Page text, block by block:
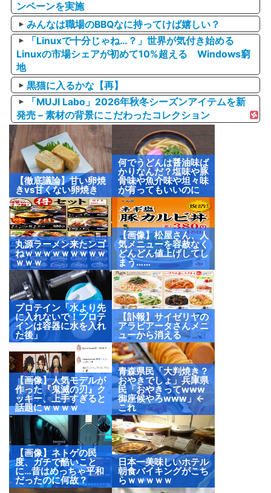
ンペーンを実施
みんなは職場のBBQなに持ってけば嬉しい？
「Linuxで十分じゃね…？」世界が気付き始める
Linuxの市場シェアが初めて10%超える Windows窮
地
黒猫に入るかな【再】
「MUJI Labo」2026年秋冬シーズンアイテムを新
発売 – 素材の背景にこだわったコレクション
【徹底議論】甘い卵焼
きvs甘くない卵焼き
何でうどんは醤油味ば
かりなんだ？塩味や豚
骨味や魚介味や坦々味
が有ってもいいのに
丸源ラーメン来たンゴ
ねｗｗｗｗｗｗｗｗｗ
ｗｗｗ
【画像】松屋さん、人
気メニューを容赦なく
どんどん値上げしてし
まう……
プロテイン「水より先
に入れないで！プロテ
インは容器に水を入れ
た後」
【訃報】サイゼリヤの
アラビアータさんメニ
ューから消える
【画像】人気モデルが
作った『鬼滅の刃』ク
ッキー、上手すぎると
話題にｗｗｗｗ
青森県民「大判焼き？
おやきでしょ」兵庫県
民「おやきってwww
御座候やろwww」←
これ
【画像】ネトゲの民
度、ガチで酷いこと
に…昔はめっちゃ平和
だったのに何故？
日本一美味しいホテル
朝食バイキングがこち
らｗｗｗｗｗ